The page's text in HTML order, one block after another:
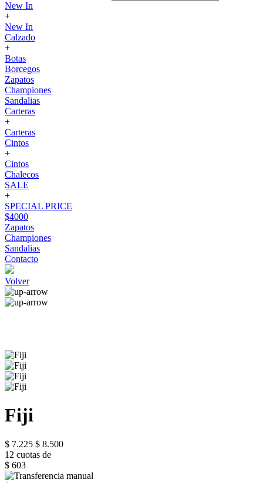
New In
+
New In
Calzado
+
Botas
Borcegos
Zapatos
Championes
Sandalias
Carteras
+
Carteras
Cintos
+
Cintos
Chalecos
SALE
+
SPECIAL PRICE
$4000
Zapatos
Championes
Sandalias
Contacto
Volver
Fiji
$ 7.225 $ 8.500
12 cuotas de
$ 603